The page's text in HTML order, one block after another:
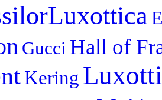
Gucci Hall of
Kering